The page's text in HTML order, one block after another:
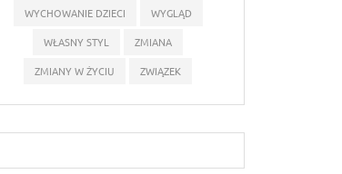
WYCHOWANIE DZIECI
WYGLĄD
WŁASNY STYL
ZMIANA
ZMIANY W ŻYCIU
ZWIĄZEK